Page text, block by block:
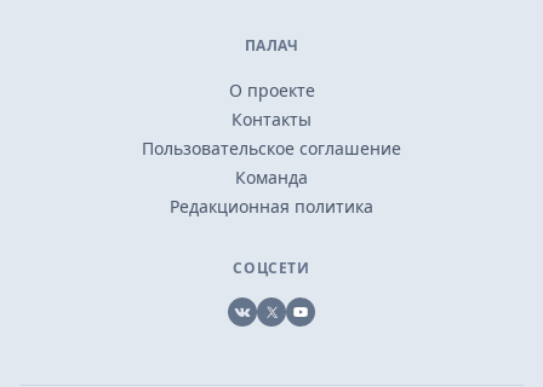
ПАЛАЧ
О проекте
Контакты
Пользовательское соглашение
Команда
Редакционная политика
СОЦСЕТИ
VK X YouTube